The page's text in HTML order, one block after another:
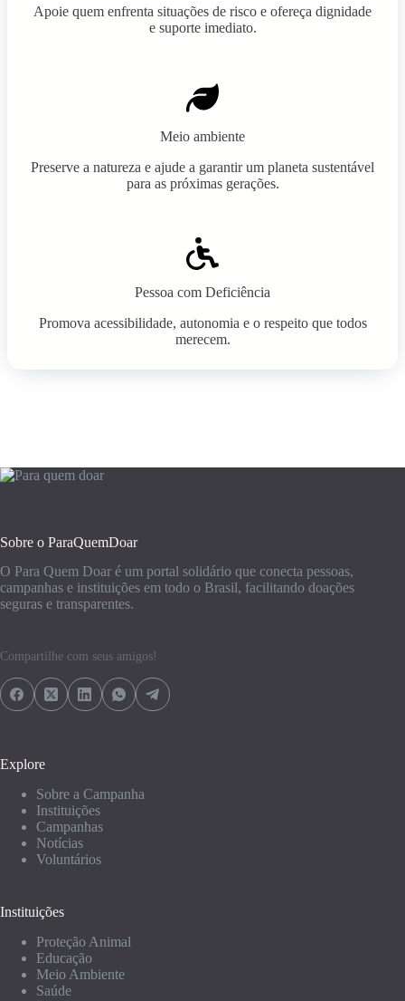
Apoie quem enfrenta situações de risco e ofereça dignidade
e suporte imediato.
Meio ambiente
Preserve a natureza e ajude a garantir um planeta sustentável
para as próximas gerações.
Pessoa com Deficiência
Promova acessibilidade, autonomia e o respeito que todos
merecem.
Sobre o ParaQuemDoar
O Para Quem Doar é um portal solidário que conecta pessoas,
campanhas e instituições em todo o Brasil, facilitando doações
seguras e transparentes.
Compartilhe com seus amigos!
Explore
Sobre a Campanha
Instituições
Campanhas
Notícias
Voluntários
Instituições
Proteção Animal
Educação
Meio Ambiente
Saúde